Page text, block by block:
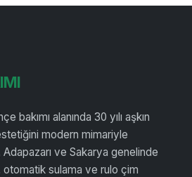
bakımı alanında 30 yılı aşkın
modern mimariyle
ve Sakarya genelinde
sulama ve rulo çim